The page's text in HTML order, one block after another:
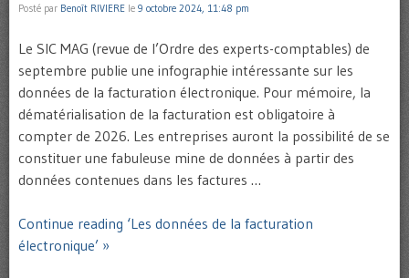
Posté par Benoît RIVIERE le 9 octobre 2024, 11:48 pm
Le SIC MAG (revue de l’Ordre des experts-comptables) de
septembre publie une infographie intéressante sur les
données de la facturation électronique. Pour mémoire, la
dématérialisation de la facturation est obligatoire à
compter de 2026. Les entreprises auront la possibilité de se
constituer une fabuleuse mine de données à partir des
données contenues dans les factures …
Continue reading ‘Les données de la facturation
électronique’ »